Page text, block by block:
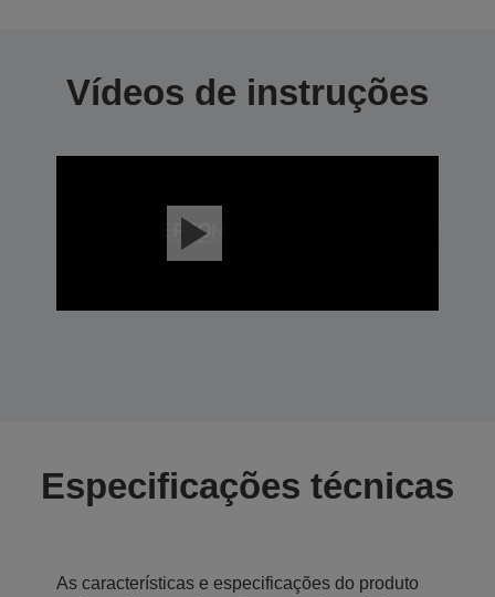
Vídeos de instruções
Especificações técnicas
As características e especificações do produto